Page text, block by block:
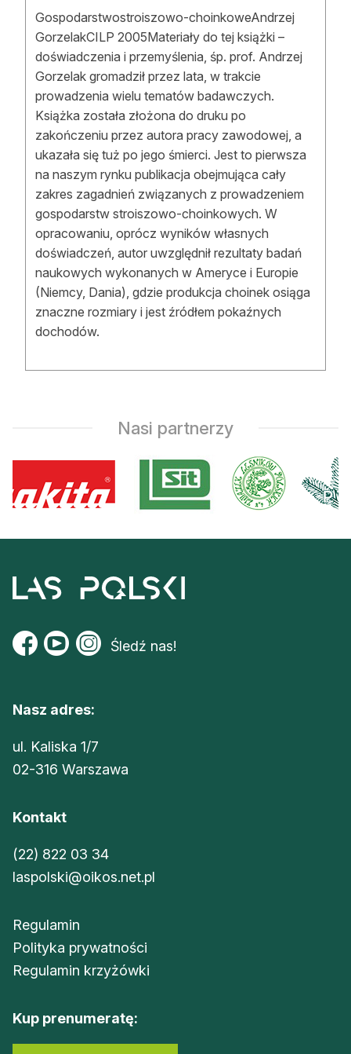
Gospodarstwostroiszowo-choinkoweAndrzej
GorzelakCILP 2005Materiały do tej książki –
doświadczenia i przemyślenia, śp. prof. Andrzej
Gorzelak gromadził przez lata, w trakcie
prowadzenia wielu tematów badawczych.
Książka została złożona do druku po
zakończeniu przez autora pracy zawodowej, a
ukazała się tuż po jego śmierci. Jest to pierwsza
na naszym rynku publikacja obejmująca cały
zakres zagadnień związanych z prowadzeniem
gospodarstw stroiszowo-choinkowych. W
opracowaniu, oprócz wyników własnych
doświadczeń, autor uwzględnił rezultaty badań
naukowych wykonanych w Ameryce i Europie
(Niemcy, Dania), gdzie produkcja choinek osiąga
znaczne rozmiary i jest źródłem pokaźnych
dochodów.
Nasi partnerzy
Śledź nas!
Nasz adres:
ul. Kaliska 1/7
02-316 Warszawa
Kontakt
(22) 822 03 34
laspolski@oikos.net.pl
Regulamin
Polityka prywatności
Regulamin krzyżówki
Kup prenumeratę: